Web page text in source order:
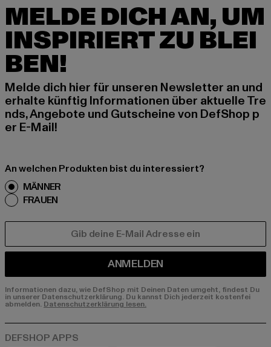
MELDE DICH AN, UM
INSPIRIERT ZU BLEI
BEN!
Melde dich hier für unseren Newsletter an und
erhalte künftig Informationen über aktuelle Tre
nds, Angebote und Gutscheine von DefShop p
er E-Mail!
An welchen Produkten bist du interessiert?
MÄNNER
FRAUEN
ANMELDEN
Informationen dazu, wie DefShop mit Deinen Daten umgeht, findest Du
in unserer Datenschutzerklärung. Du kannst Dich jederzeit kostenfei
abmelden. Datenschutzerklärung lesen.